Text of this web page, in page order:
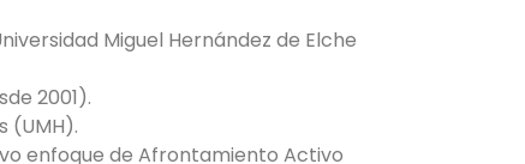
Miguel Hernández de Elche
2001).
(UMH).
enfoque de Afrontamiento Activo